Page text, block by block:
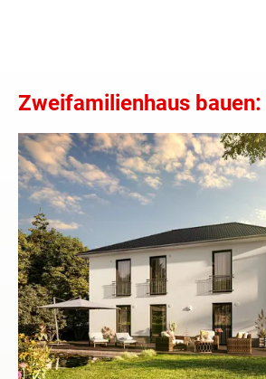
Zweifamilienhaus bauen: